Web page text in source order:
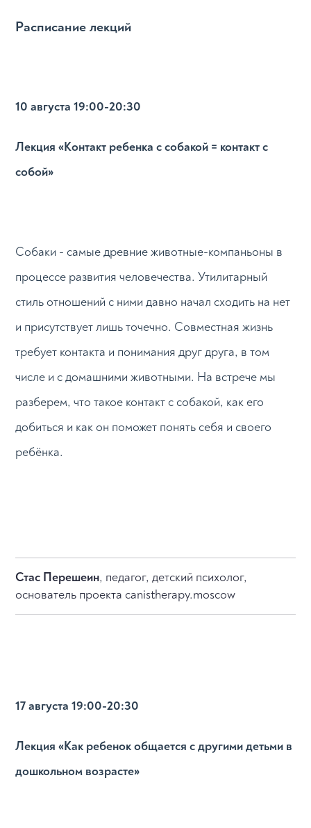
Расписание лекций
10 августа 19:00-20:30
Лекция «Контакт ребенка с собакой = контакт с
собой»
Собаки - самые древние животные-компаньоны в
процессе развития человечества. Утилитарный
стиль отношений с ними давно начал сходить на нет
и присутствует лишь точечно. Совместная жизнь
требует контакта и понимания друг друга, в том
числе и с домашними животными. На встрече мы
разберем, что такое контакт с собакой, как его
добиться и как он поможет понять себя и своего
ребёнка.
Стас Перешеин, педагог, детский психолог,
основатель проекта canistherapy.moscow
17 августа 19:00-20:30
Лекция «Как ребенок общается с другими детьми в
дошкольном возрасте»